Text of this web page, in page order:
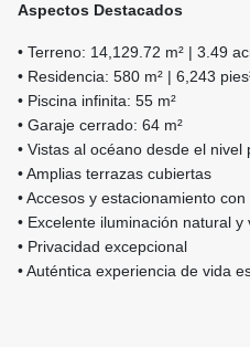
Aspectos Destacados
• Terreno: 14,129.72 m² | 3.49
• Residencia: 580 m² | 6,243
• Piscina infinita: 55 m²
• Garaje cerrado: 64 m²
• Vistas al océano desde el nivel
• Amplias terrazas cubiertas
• Accesos y estacionamiento
• Excelente iluminación natural y
• Privacidad excepcional
• Auténtica experiencia de vida